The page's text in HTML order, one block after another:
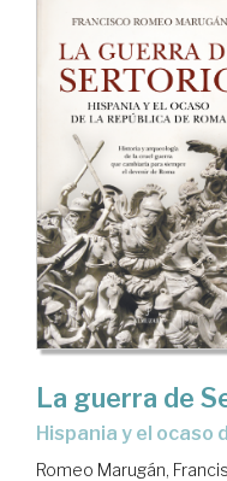
La guerra de
Hispania y el ocaso
Romeo Marugán,